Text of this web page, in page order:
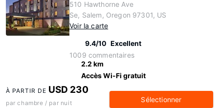
510 Hawthorne Ave
Se, Salem, Oregon 97301, US
Voir la carte
9.4/10 Excellent
1009 commentaires
2.2 km
Accès Wi-Fi gratuit
À PARTIR DE USD 230
par chambre / par nuit Sélectionner